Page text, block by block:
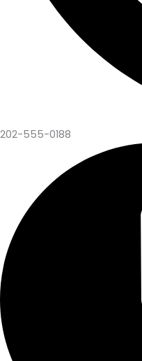
202-555-0188